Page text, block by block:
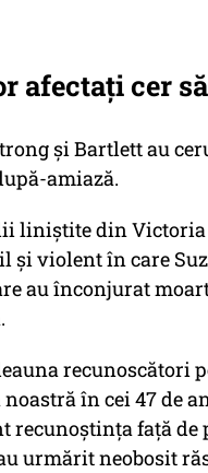
afectați cer
și Bartlett au
amiază.
liniștite din
și violent în care
au înconjurat
în cei 47 de
recunoștința față
urmărit neobosit